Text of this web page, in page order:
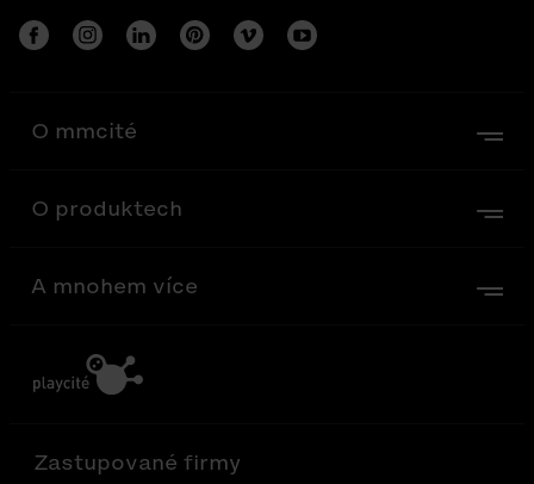
O mmcité
O produktech
A mnohem více
Zastupované firmy